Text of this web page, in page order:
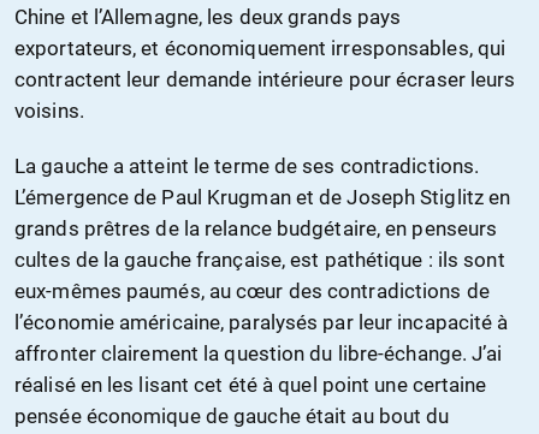
Chine et l’Allemagne, les deux grands pays
exportateurs, et économiquement irresponsables, qui
contractent leur demande intérieure pour écraser leurs
voisins.
La gauche a atteint le terme de ses contradictions.
L’émergence de Paul Krugman et de Joseph Stiglitz en
grands prêtres de la relance budgétaire, en penseurs
cultes de la gauche française, est pathétique : ils sont
eux-mêmes paumés, au cœur des contradictions de
l’économie américaine, paralysés par leur incapacité à
affronter clairement la question du libre-échange. J’ai
réalisé en les lisant cet été à quel point une certaine
pensée économique de gauche était au bout du